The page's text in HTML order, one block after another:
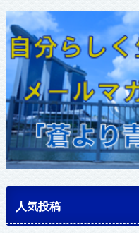
ド
レ
ス
人気投稿